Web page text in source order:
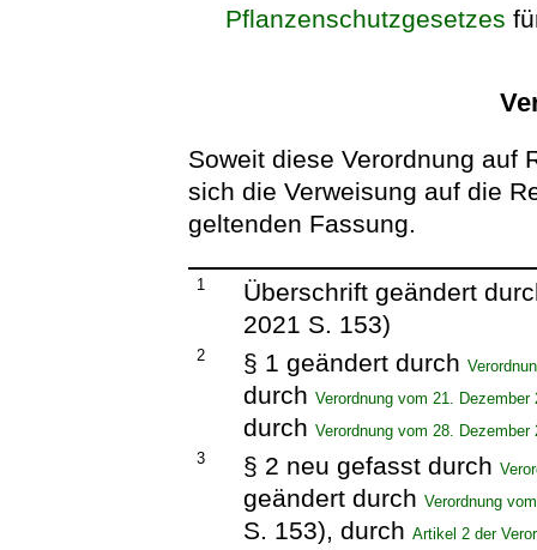
Pflanzenschutzgesetzes
Soweit diese Verordnung auf
sich die Verweisung auf die
geltenden Fassung.
1
Überschrift geändert
2021 S. 153)
2 § 1 geändert durch
durchVerordnung vom 21. Dezember
durchVerordnung vom 28. Dezember
3
§ 2 neu gefasst durch
geändert durchVerordnung
S. 153), durchArtikel 2 der